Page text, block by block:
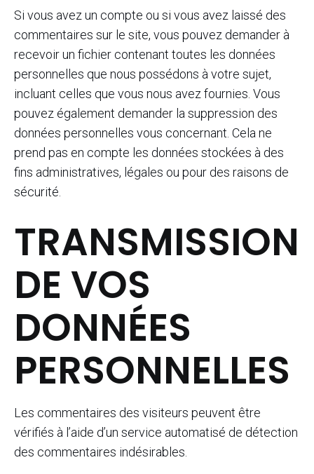
Si vous avez un compte ou si vous avez laissé des
commentaires sur le site, vous pouvez demander à
recevoir un fichier contenant toutes les données
personnelles que nous possédons à votre sujet,
incluant celles que vous nous avez fournies. Vous
pouvez également demander la suppression des
données personnelles vous concernant. Cela ne
prend pas en compte les données stockées à des
fins administratives, légales ou pour des raisons de
sécurité.
TRANSMISSION
DE VOS
DONNÉES
PERSONNELLES
Les commentaires des visiteurs peuvent être
vérifiés à l’aide d’un service automatisé de détection
des commentaires indésirables.